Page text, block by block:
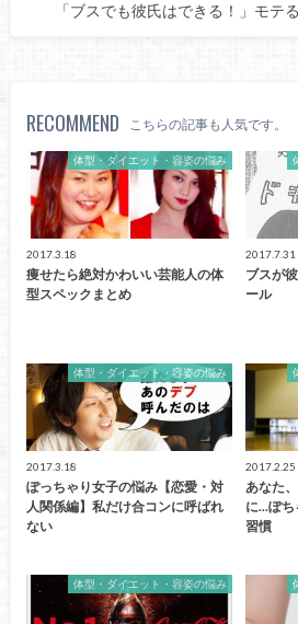
「ブスでも彼氏はできる！」モテ
RECOMMEND こちらの記事も人気です。
体型・ダイエット・容姿の悩み
2017.3.18
痩せたら絶対かわいい芸能人の体
型スペックまとめ
2017.7.31
ブスが
ール
体型・ダイエット・容姿の悩み
2017.3.18
ぽっちゃり女子の悩み【恋愛・対
人関係編】私だけ合コンに呼ばれ
ない
2017.2.25
あなた
に...ぽ
習慣
体型・ダイエット・容姿の悩み